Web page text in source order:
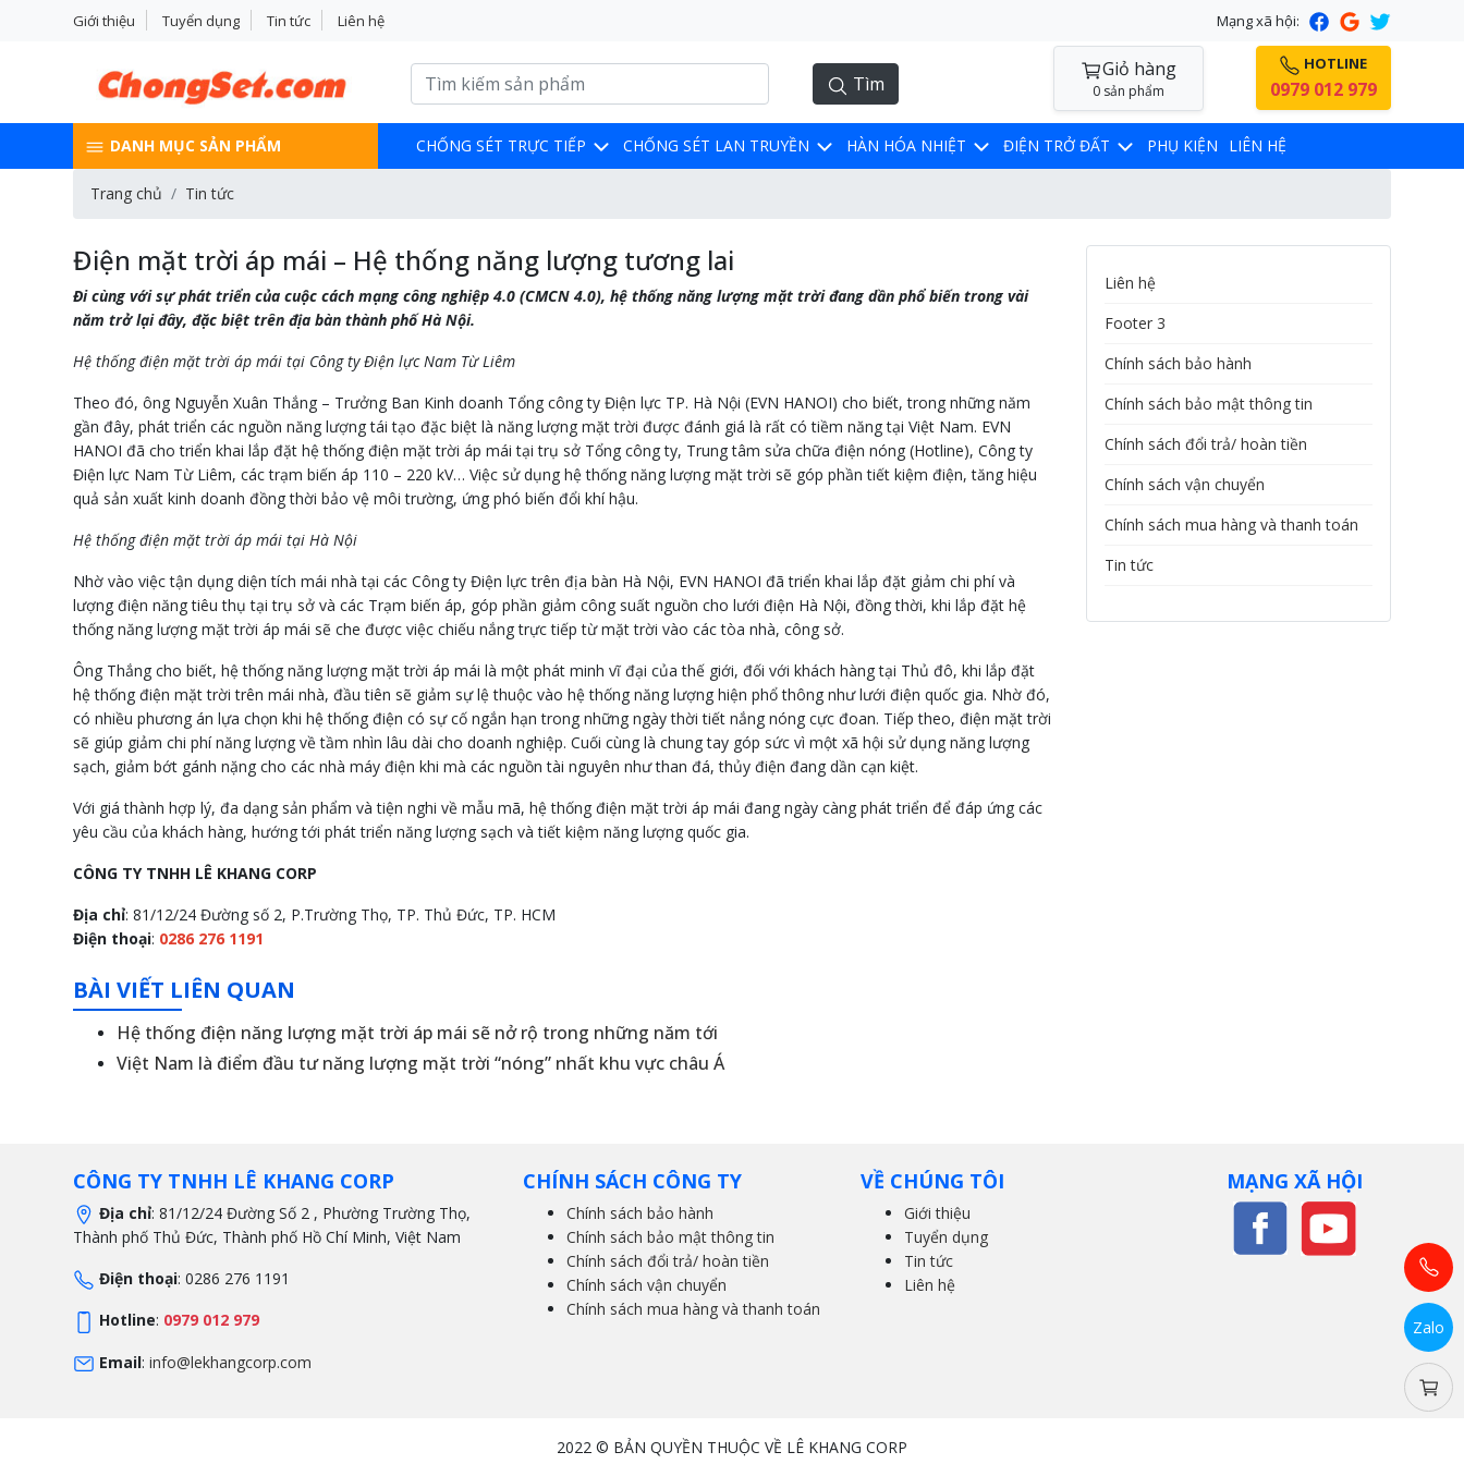
Giới thiệu Tuyển dụng Tin tức Liên hệ Mạng xã hội:
Tìm
Giỏ hàng
0 sản phẩm
HOTLINE
0979 012 979
DANH MỤC SẢN PHẨM CHỐNG SÉT TRỰC TIẾP CHỐNG SÉT LAN TRUYỀN HÀN HÓA NHIỆT ĐIỆN TRỞ ĐẤT PHỤ KIỆN LIÊN HỆ
Trang chủ Tin tức
Điện mặt trời áp mái – Hệ thống năng lượng tương lai
Đi cùng với sự phát triển của cuộc cách mạng công nghiệp 4.0 (CMCN 4.0), hệ thống năng lượng mặt trời đang dần phổ biến trong vài
năm trở lại đây, đặc biệt trên địa bàn thành phố Hà Nội.
Hệ thống điện mặt trời áp mái tại Công ty Điện lực Nam Từ Liêm
Theo đó, ông Nguyễn Xuân Thắng – Trưởng Ban Kinh doanh Tổng công ty Điện lực TP. Hà Nội (EVN HANOI) cho biết, trong những năm
gần đây, phát triển các nguồn năng lượng tái tạo đặc biệt là năng lượng mặt trời được đánh giá là rất có tiềm năng tại Việt Nam. EVN
HANOI đã cho triển khai lắp đặt hệ thống điện mặt trời áp mái tại trụ sở Tổng công ty, Trung tâm sửa chữa điện nóng (Hotline), Công ty
Điện lực Nam Từ Liêm, các trạm biến áp 110 – 220 kV… Việc sử dụng hệ thống năng lượng mặt trời sẽ góp phần tiết kiệm điện, tăng hiệu
quả sản xuất kinh doanh đồng thời bảo vệ môi trường, ứng phó biến đổi khí hậu.
Hệ thống điện mặt trời áp mái tại Hà Nội
Nhờ vào việc tận dụng diện tích mái nhà tại các Công ty Điện lực trên địa bàn Hà Nội, EVN HANOI đã triển khai lắp đặt giảm chi phí và
lượng điện năng tiêu thụ tại trụ sở và các Trạm biến áp, góp phần giảm công suất nguồn cho lưới điện Hà Nội, đồng thời, khi lắp đặt hệ
thống năng lượng mặt trời áp mái sẽ che được việc chiếu nắng trực tiếp từ mặt trời vào các tòa nhà, công sở.
Ông Thắng cho biết, hệ thống năng lượng mặt trời áp mái là một phát minh vĩ đại của thế giới, đối với khách hàng tại Thủ đô, khi lắp đặt
hệ thống điện mặt trời trên mái nhà, đầu tiên sẽ giảm sự lệ thuộc vào hệ thống năng lượng hiện phổ thông như lưới điện quốc gia. Nhờ đó,
có nhiều phương án lựa chọn khi hệ thống điện có sự cố ngắn hạn trong những ngày thời tiết nắng nóng cực đoan. Tiếp theo, điện mặt trời
sẽ giúp giảm chi phí năng lượng về tầm nhìn lâu dài cho doanh nghiệp. Cuối cùng là chung tay góp sức vì một xã hội sử dụng năng lượng
sạch, giảm bớt gánh nặng cho các nhà máy điện khi mà các nguồn tài nguyên như than đá, thủy điện đang dần cạn kiệt.
Với giá thành hợp lý, đa dạng sản phẩm và tiện nghi về mẫu mã, hệ thống điện mặt trời áp mái đang ngày càng phát triển để đáp ứng các
yêu cầu của khách hàng, hướng tới phát triển năng lượng sạch và tiết kiệm năng lượng quốc gia.
CÔNG TY TNHH LÊ KHANG CORP
Địa chỉ: 81/12/24 Đường số 2, P.Trường Thọ, TP. Thủ Đức, TP. HCM
Điện thoại: 0286 276 1191
BÀI VIẾT LIÊN QUAN
Hệ thống điện năng lượng mặt trời áp mái sẽ nở rộ trong những năm tới
Việt Nam là điểm đầu tư năng lượng mặt trời “nóng” nhất khu vực châu Á
Liên hệ
Footer 3
Chính sách bảo hành
Chính sách bảo mật thông tin
Chính sách đổi trả/ hoàn tiền
Chính sách vận chuyển
Chính sách mua hàng và thanh toán
Tin tức
CÔNG TY TNHH LÊ KHANG CORP
Địa chỉ: 81/12/24 Đường Số 2 , Phường Trường Thọ,
Thành phố Thủ Đức, Thành phố Hồ Chí Minh, Việt Nam
Điện thoại: 0286 276 1191
Hotline: 0979 012 979
Email: info@lekhangcorp.com
CHÍNH SÁCH CÔNG TY
Chính sách bảo hành
Chính sách bảo mật thông tin
Chính sách đổi trả/ hoàn tiền
Chính sách vận chuyển
Chính sách mua hàng và thanh toán
VỀ CHÚNG TÔI
Giới thiệu
Tuyển dụng
Tin tức
Liên hệ
MẠNG XÃ HỘI
2022 © BẢN QUYỀN THUỘC VỀ LÊ KHANG CORP
Zalo